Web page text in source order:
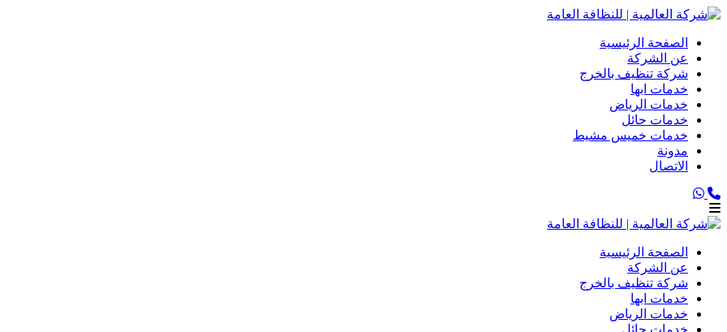
الصفحة الرئيسية
عن الشركة
شركة تنظيف بالخرج
خدمات ابها
خدمات الرياض
خدمات حائل
خدمات خميس مشيط
مدونة
الاتصال
الصفحة الرئيسية
عن الشركة
شركة تنظيف بالخرج
خدمات ابها
خدمات الرياض
خدمات حائل